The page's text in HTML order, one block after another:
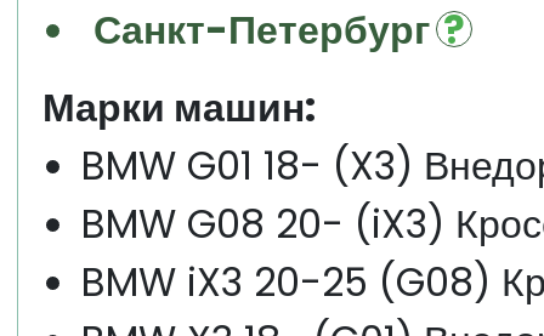
Санкт-Петербург
Марки машин:
BMW G01 18- (X3)
BMW G08 20- (iX3)
BMW iX3 20-25 (G08)